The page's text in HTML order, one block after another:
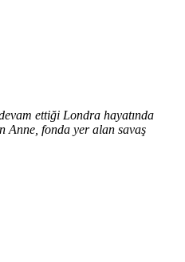
ettiği Londra hayatında
Anne, fonda yer alan savaş